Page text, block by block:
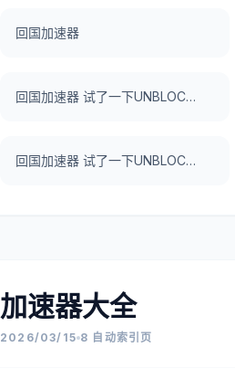
回国加速器
回国加速器 试了一下UNBLOCKCN，真好用。
回国加速器 试了一下UNBLOCKCN，真好用。
加速器大全
2026/03/15 8 自动索引页